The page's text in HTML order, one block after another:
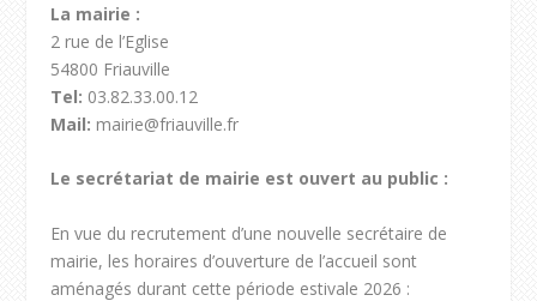
La mairie :
2 rue de l’Eglise
54800 Friauville
Tel: 03.82.33.00.12
Mail: mairie@friauville.fr
Le secrétariat de mairie est ouvert au public :
En vue du recrutement d’une nouvelle secrétaire de
mairie, les horaires d’ouverture de l’accueil sont
aménagés durant cette période estivale 2026 :